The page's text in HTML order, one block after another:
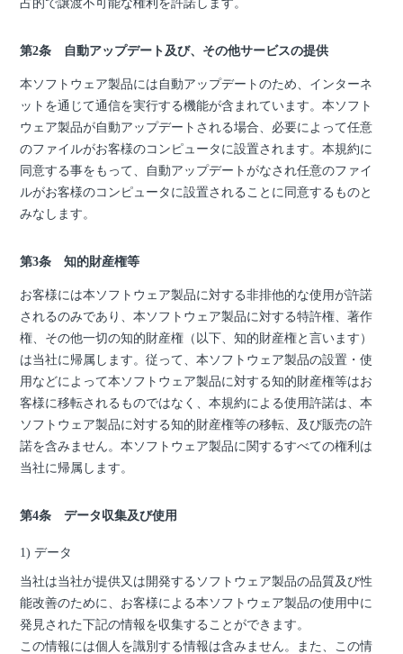
占的で譲渡不可能な権利を許諾します。
第2条 自動アップデート及び、その他サービスの提供
本ソフトウェア製品には自動アップデートのため、インターネ
ットを通じて通信を実行する機能が含まれています。本ソフト
ウェア製品が自動アップデートされる場合、必要によって任意
のファイルがお客様のコンピュータに設置されます。本規約に
同意する事をもって、自動アップデートがなされ任意のファイ
ルがお客様のコンピュータに設置されることに同意するものと
みなします。
第3条 知的財産権等
お客様には本ソフトウェア製品に対する非排他的な使用が許諾
されるのみであり、本ソフトウェア製品に対する特許権、著作
権、その他一切の知的財産権（以下、知的財産権と言います）
は当社に帰属します。従って、本ソフトウェア製品の設置・使
用などによって本ソフトウェア製品に対する知的財産権等はお
客様に移転されるものではなく、本規約による使用許諾は、本
ソフトウェア製品に対する知的財産権等の移転、及び販売の許
諾を含みません。本ソフトウェア製品に関するすべての権利は
当社に帰属します。
第4条 データ収集及び使用
1) データ
当社は当社が提供又は開発するソフトウェア製品の品質及び性
能改善のために、お客様による本ソフトウェア製品の使用中に
発見された下記の情報を収集することができます。
この情報には個人を識別する情報は含みません。また、この情